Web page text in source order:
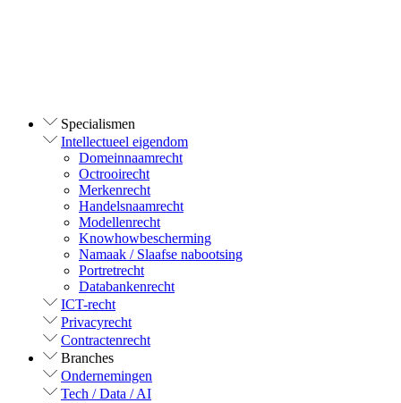
Specialismen
Intellectueel eigendom
Domeinnaamrecht
Octrooirecht
Merkenrecht
Handelsnaamrecht
Modellenrecht
Knowhowbescherming
Namaak / Slaafse nabootsing
Portretrecht
Databankenrecht
ICT-recht
Privacyrecht
Contractenrecht
Branches
Ondernemingen
Tech / Data / AI